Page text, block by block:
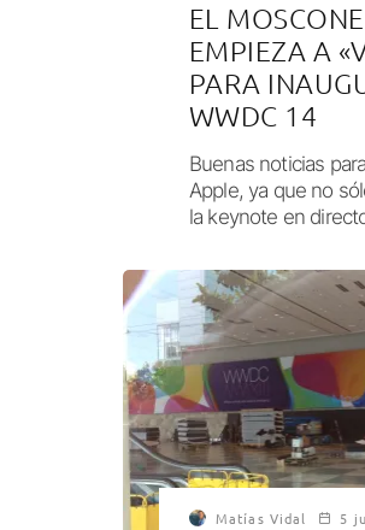
EL
EMPIEZA A
PARA
WWDC 14
Buenas noticias
Apple, ya que no
la keynote en
Matías Vidal 5